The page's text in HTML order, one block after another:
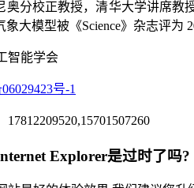
奥分校正教授，清华大学讲席教
象大模型被《Science》杂志评为
智能学会
号-1
Explorer是过时了吗?